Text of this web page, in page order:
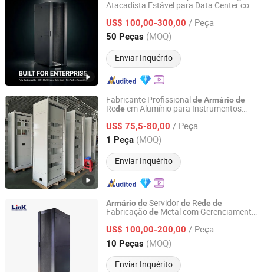
Atacadista Estável para Data Center com
Personalizado
US$ 100,00-300,00 / Peça
50 Peças (MOQ)
Enviar Inquérito
Ningbo Gam Smart Technology Co., Ltd.
Zhejiang, China Desde 2026
Fabricante Profissionalde Armáriode
Rede em Alumínio para Instrumentos
US$ 75,5-80,00 / Peça
1 Peça (MOQ)
Enviar Inquérito
ZS YINGBO METAL INDUSTRY CO., LTD
Guangdong, China Desde 2023
Armáriode Servidorde Rede de
Fabricaçãode Metal com Gerenciamento
Telecomunicações
US$ 100,00-200,00 / Peça
10 Peças (MOQ)
Enviar Inquérito
Ningbo Link Communication Equipment Co., Ltd.
Zhejiang, China Desde 2023